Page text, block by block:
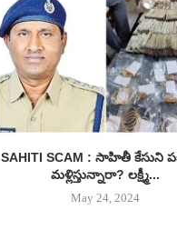
SAHITI SCAM : సాహితీ కేసుని
మళ్లిస్తున్నారా? లక్ష్మీ...
May 24, 2024